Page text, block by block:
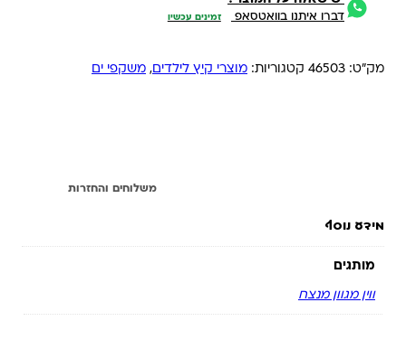
דברו איתנו בוואטסאפ זמינים עכשיו
מק"ט: 46503 קטגוריות: מוצרי קיץ לילדים, משקפי ים
משלוחים והחזרות
מידע נוסף
מותגים
ווין מגוון מנצח